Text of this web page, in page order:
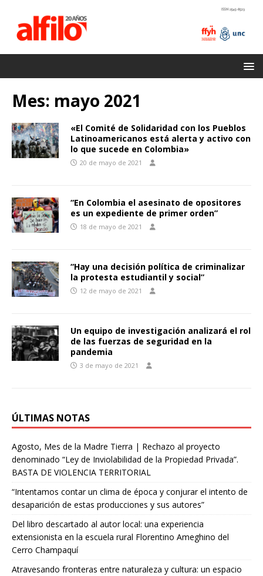
Mes: mayo 2021
«El Comité de Solidaridad con los Pueblos
Latinoamericanos está alerta y activo con
lo que sucede en Colombia»
20 de mayo de 2021
“En Colombia el asesinato de opositores
es un expediente de primer orden”
18 de mayo de 2021
“Hay una decisión política de criminalizar
la protesta estudiantil y social”
12 de mayo de 2021
Un equipo de investigación analizará el rol
de las fuerzas de seguridad en la
pandemia
3 de mayo de 2021
ÚLTIMAS NOTAS
Agosto, Mes de la Madre Tierra | Rechazo al proyecto
denominado “Ley de Inviolabilidad de la Propiedad Privada”.
BASTA DE VIOLENCIA TERRITORIAL
“Intentamos contar un clima de época y conjurar el intento de
desaparición de estas producciones y sus autores”
Del libro descartado al autor local: una experiencia
extensionista en la escuela rural Florentino Ameghino del
Cerro Champaquí
Atravesando fronteras entre naturaleza y cultura: un espacio